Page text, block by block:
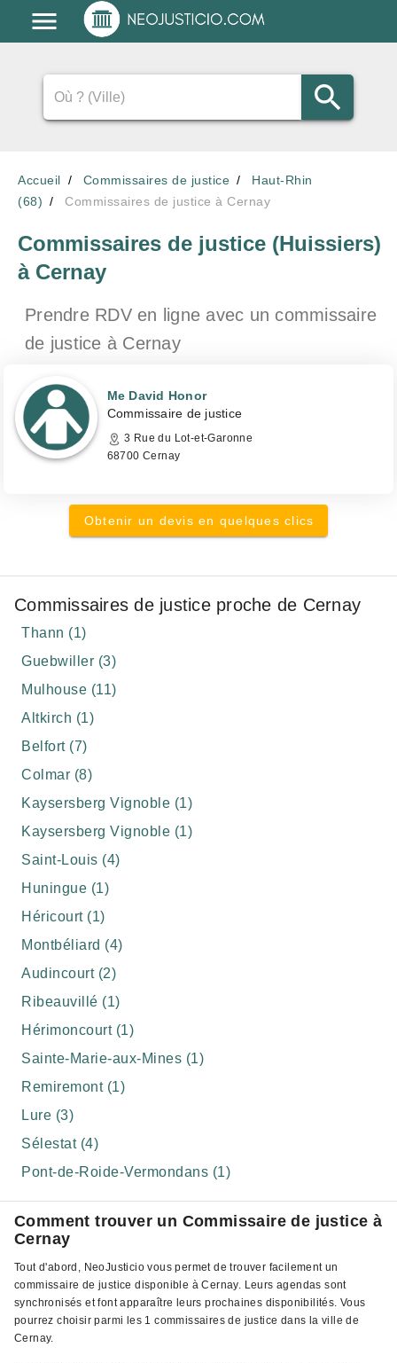
Accueil Commissaires de justice
Haut-Rhin
(68)
Commissaires de justice à Cernay
Commissaires de justice (Huissiers)
à Cernay
Prendre RDV en ligne avec un commissaire
de justice à Cernay
Me David Honor
Commissaire de justice
3 Rue du Lot-et-Garonne
68700 Cernay
Obtenir un devis en quelques clics
Commissaires de justice proche de Cernay
Thann (1)
Guebwiller (3)
Mulhouse (11)
Altkirch (1)
Belfort (7)
Colmar (8)
Kaysersberg Vignoble (1)
Kaysersberg Vignoble (1)
Saint-Louis (4)
Huningue (1)
Héricourt (1)
Montbéliard (4)
Audincourt (2)
Ribeauvillé (1)
Hérimoncourt (1)
Sainte-Marie-aux-Mines (1)
Remiremont (1)
Lure (3)
Sélestat (4)
Pont-de-Roide-Vermondans (1)
Comment trouver un Commissaire de justice à
Cernay
Tout d'abord, NeoJusticio vous permet de trouver facilement un
commissaire de justice disponible à Cernay. Leurs agendas sont
synchronisés et font apparaître leurs prochaines disponibilités. Vous
pourrez choisir parmi les 1 commissaires de justice dans la ville de
Cernay.